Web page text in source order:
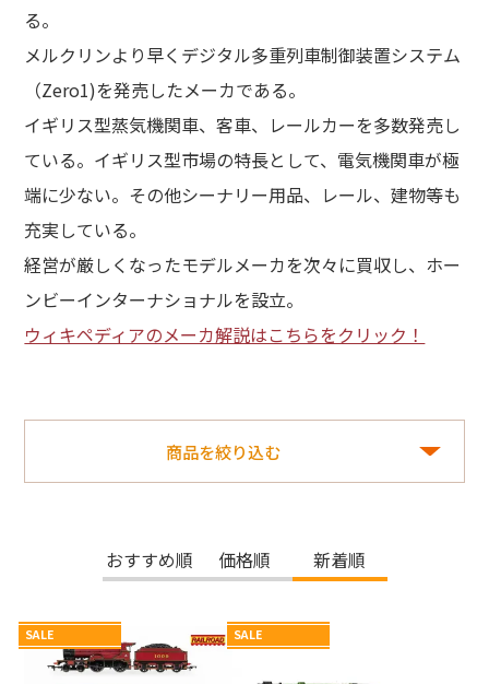
る。
メルクリンより早くデジタル多重列車制御装置システム
（Zero1)を発売したメーカである。
イギリス型蒸気機関車、客車、レールカーを多数発売し
ている。イギリス型市場の特長として、電気機関車が極
端に少ない。その他シーナリー用品、レール、建物等も
充実している。
経営が厳しくなったモデルメーカを次々に買収し、ホー
ンビーインターナショナルを設立。
ウィキペディアのメーカ解説はこちらをクリック！
商品を絞り込む
おすすめ順 価格順 新着順
SALE SALE